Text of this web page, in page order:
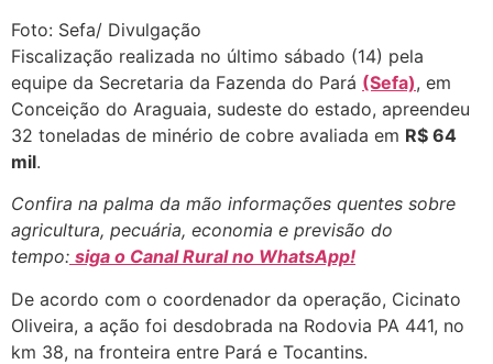
Foto: Sefa/ Divulgação
Fiscalização realizada no último sábado (14) pela
equipe da Secretaria da Fazenda do Pará (Sefa), em
Conceição do Araguaia, sudeste do estado, apreendeu
32 toneladas de minério de cobre avaliada em R$ 64
mil.
Confira na palma da mão informações quentes sobre
agricultura, pecuária, economia e previsão do
tempo: siga o Canal Rural no WhatsApp!
De acordo com o coordenador da operação, Cicinato
Oliveira, a ação foi desdobrada na Rodovia PA 441, no
km 38, na fronteira entre Pará e Tocantins.